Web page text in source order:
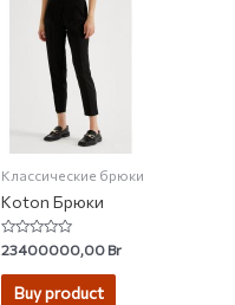
Классические брюки
Koton Брюки
Rated
0
out
23400000,00Br
Buy product